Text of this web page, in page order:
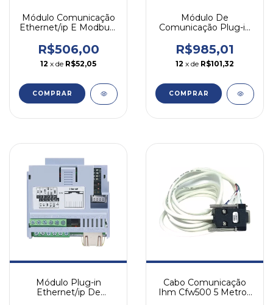
Módulo Comunicação
Ethernet/ip E Modbus-
R$506,00
12 x de R$52,05
COMPRAR
Módulo De
Comunicação Plug-in
cpdp Weg
R$985,01
12 x de R$101,32
COMPRAR
Módulo Plug-in
Ethernet/ip De
Cabo Comunicação
Ihm Cfw500 5 Metros